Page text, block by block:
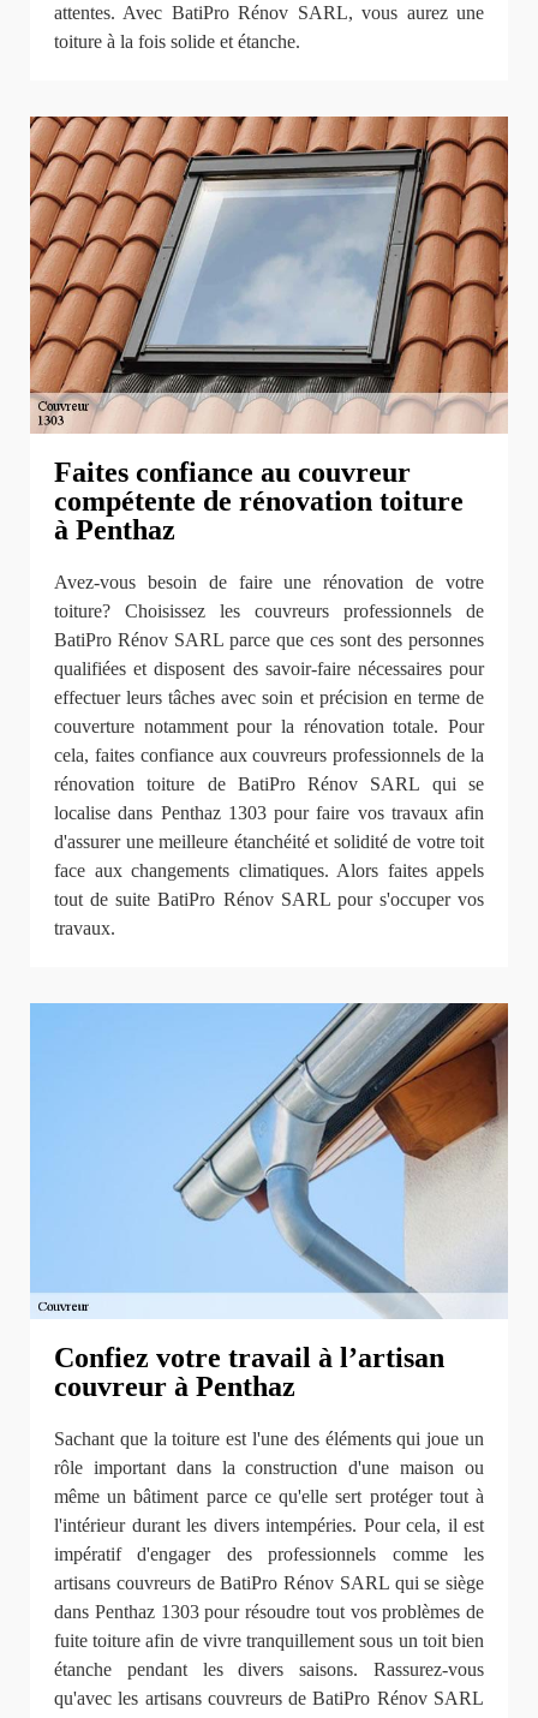
attentes. Avec BatiPro Rénov SARL, vous aurez une
toiture à la fois solide et étanche.
Faites confiance au couvreur
compétente de rénovation toiture
à Penthaz
Avez-vous besoin de faire une rénovation de votre
toiture? Choisissez les couvreurs professionnels de
BatiPro Rénov SARL parce que ces sont des personnes
qualifiées et disposent des savoir-faire nécessaires pour
effectuer leurs tâches avec soin et précision en terme de
couverture notamment pour la rénovation totale. Pour
cela, faites confiance aux couvreurs professionnels de la
rénovation toiture de BatiPro Rénov SARL qui se
localise dans Penthaz 1303 pour faire vos travaux afin
d'assurer une meilleure étanchéité et solidité de votre toit
face aux changements climatiques. Alors faites appels
tout de suite BatiPro Rénov SARL pour s'occuper vos
travaux.
Confiez votre travail à l’artisan
couvreur à Penthaz
Sachant que la toiture est l'une des éléments qui joue un
rôle important dans la construction d'une maison ou
même un bâtiment parce ce qu'elle sert protéger tout à
l'intérieur durant les divers intempéries. Pour cela, il est
impératif d'engager des professionnels comme les
artisans couvreurs de BatiPro Rénov SARL qui se siège
dans Penthaz 1303 pour résoudre tout vos problèmes de
fuite toiture afin de vivre tranquillement sous un toit bien
étanche pendant les divers saisons. Rassurez-vous
qu'avec les artisans couvreurs de BatiPro Rénov SARL